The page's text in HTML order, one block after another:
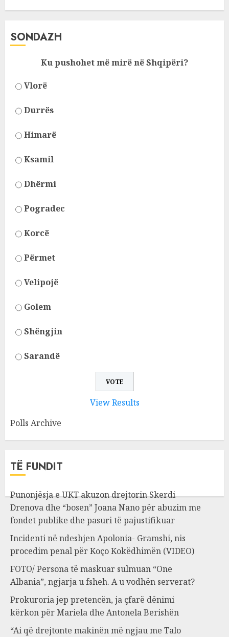
SONDAZH
Ku pushohet më mirë në Shqipëri?
Vlorë
Durrës
Himarë
Ksamil
Dhërmi
Pogradec
Korcë
Përmet
Velipojë
Golem
Shëngjin
Sarandë
View Results
Polls Archive
TË FUNDIT
Punonjësja e UKT akuzon drejtorin Skerdi
Drenova dhe “bosen” Joana Nano për abuzim me
fondet publike dhe pasuri të pajustifikuar
Incidenti në ndeshjen Apolonia- Gramshi, nis
procedim penal për Koço Kokëdhimën (VIDEO)
FOTO/ Persona të maskuar sulmuan “One
Albania”, ngjarja u fsheh. A u vodhën serverat?
Prokuroria jep pretencën, ja çfarë dënimi
kërkon për Mariela dhe Antonela Berishën
“Ai që drejtonte makinën më ngjau me Talo